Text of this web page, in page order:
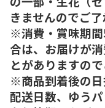
きませんのでご了
※消費・賞味期
合は、お届けが
とがありますの
※商品到着後の
配送日数、ゆう